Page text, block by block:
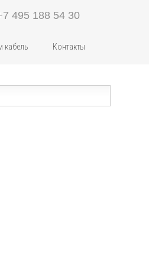
495 188 54 30
кабель Контакты